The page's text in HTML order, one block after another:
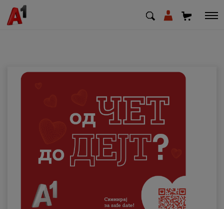
Деловни
Поддршка
Надополни кредит